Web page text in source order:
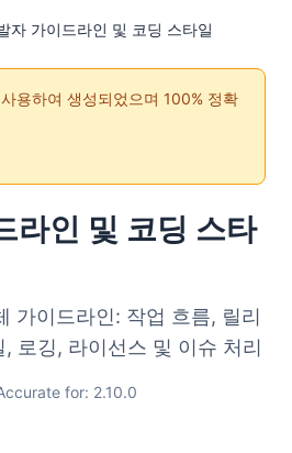
자 가이드라인 및 코딩 스타일
용하여 생성되었으며 100% 정확
라인 및 코딩 스타
가이드라인: 작업 흐름, 릴리
로깅, 라이선스 및 이슈 처리
for: 2.10.0